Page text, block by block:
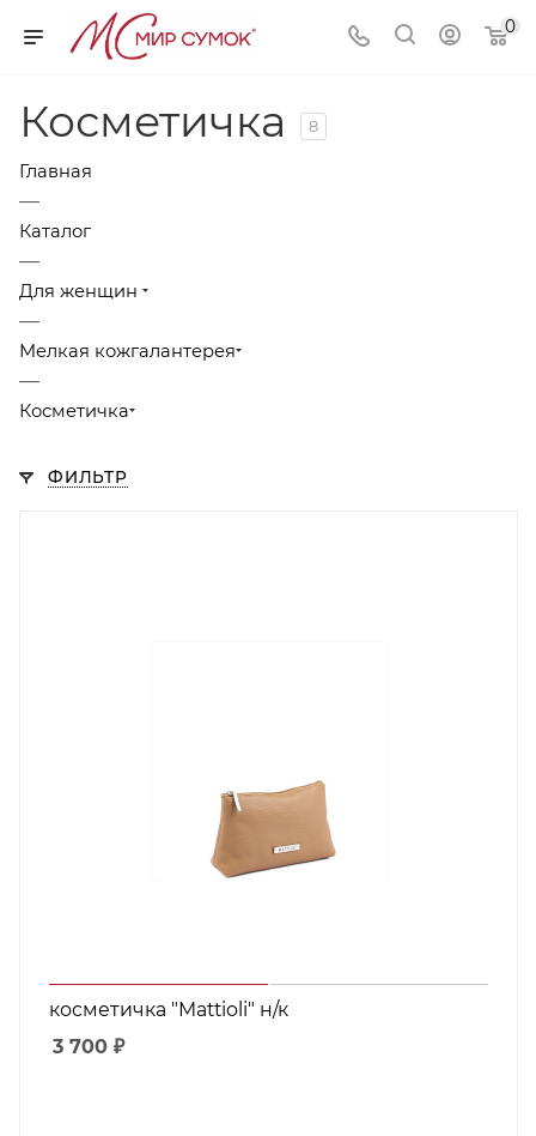
0
Косметичка 8
Главная
—
Каталог
—
Для женщин
—
Мелкая кожгалантерея
—
Косметичка
ФИЛЬТР
косметичка "Mattioli" н/к
3 700 ₽